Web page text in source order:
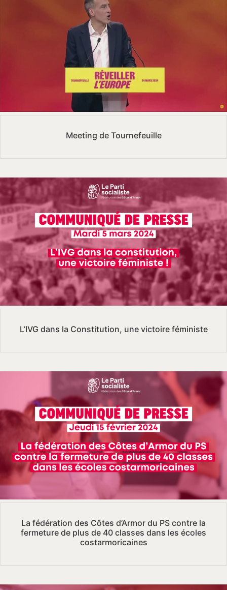
Meeting de Tournefeuille
L’IVG dans la Constitution, une victoire féministe
La fédération des Côtes d’Armor du PS contre la
fermeture de plus de 40 classes dans les écoles
costarmoricaines